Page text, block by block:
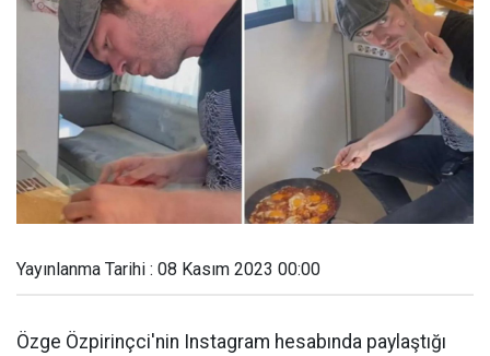
Yayınlanma Tarihi : 08 Kasım 2023 00:00
Özge Özpirinçci'nin Instagram hesabında paylaştığı